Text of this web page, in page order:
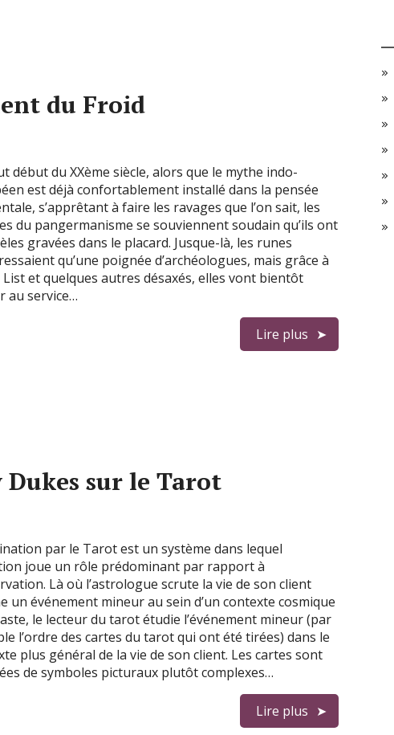
du Froid
début du XXème siècle, alors que le mythe indo-
est déjà confortablement installé dans la pensée
s’apprêtant à faire les ravages que l’on sait, les
du pangermanisme se souviennent soudain qu’ils ont
gravées dans le placard. Jusque-là, les runes
qu’une poignée d’archéologues, mais grâce à
List et quelques autres désaxés, elles vont bientôt
au service…
Lire plus
sur le Tarot
par le Tarot est un système dans lequel
joue un rôle prédominant par rapport à
Là où l’astrologue scrute la vie de son client
un événement mineur au sein d’un contexte cosmique
le lecteur du tarot étudie l’événement mineur (par
l’ordre des cartes du tarot qui ont été tirées) dans le
plus général de la vie de son client. Les cartes sont
de symboles picturaux plutôt complexes…
Lire plus